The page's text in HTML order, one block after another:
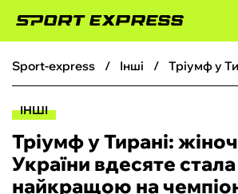
ФУТБОЛ
БОКС
sport-express інші
ІНШІ
Тріумф у Тирані:
України вдесяте стала
найкращою на